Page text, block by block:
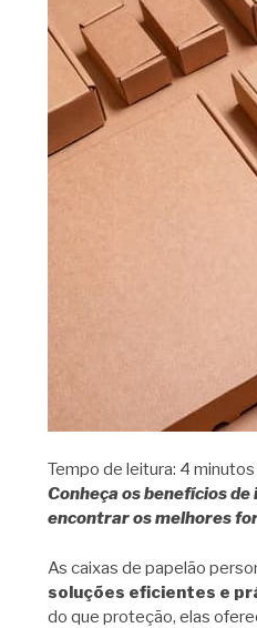
Tempo de leitura: 4 minutos
Conheça os benefícios
encontrar os melhores
As caixas de papelão
soluções eficientes e
do que proteção, elas